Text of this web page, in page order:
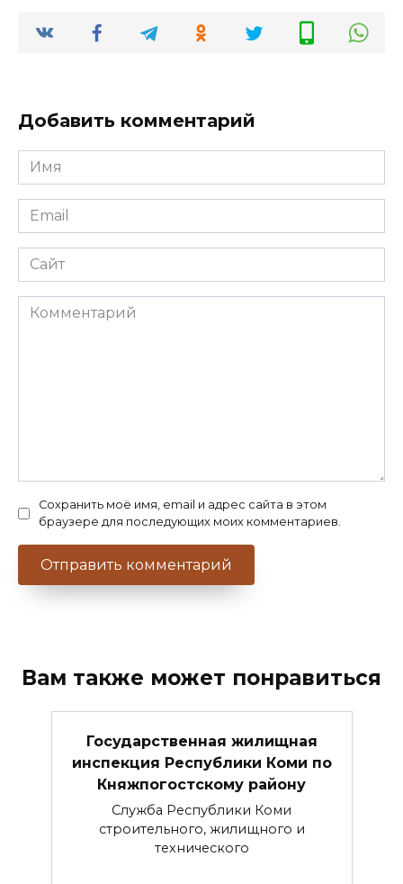
Добавить комментарий
Имя
*
Email
*
Сайт
Комментарий
Сохранить моё имя, email и адрес сайта в этом
браузере для последующих моих комментариев.
Вам также может понравиться
Государственная жилищная
инспекция Республики Коми по
Княжпогостскому району
Служба Республики Коми
строительного, жилищного и
технического